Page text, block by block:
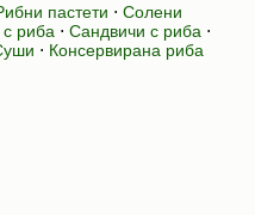
пастети ⋅ Солени
риба ⋅ Сандвичи с риба ⋅
⋅ Консервирана риба